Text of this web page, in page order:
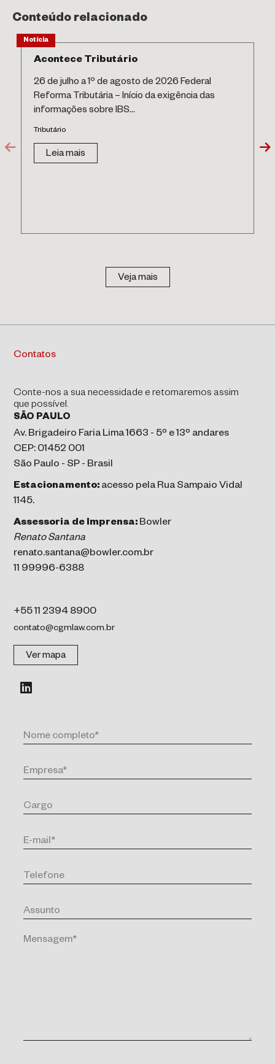
Conteúdo relacionado
Notícia
Acontece Tributário
26 de julho a 1º de agosto de 2026 Federal
Reforma Tributária – Início da exigência das
informações sobre IBS...
Tributário
Leia mais
Veja mais
Contatos
Conte-nos a sua necessidade e retornaremos assim
que possível.
SÃO PAULO
Av. Brigadeiro Faria Lima 1663 - 5º e 13º andares
CEP: 01452 001
São Paulo - SP - Brasil
Estacionamento: acesso pela Rua Sampaio Vidal
1145.
Assessoria de Imprensa: Bowler
Renato Santana
renato.santana@bowler.com.br
11 99996-6388
+55 11 2394 8900
contato@cgmlaw.com.br
Ver mapa